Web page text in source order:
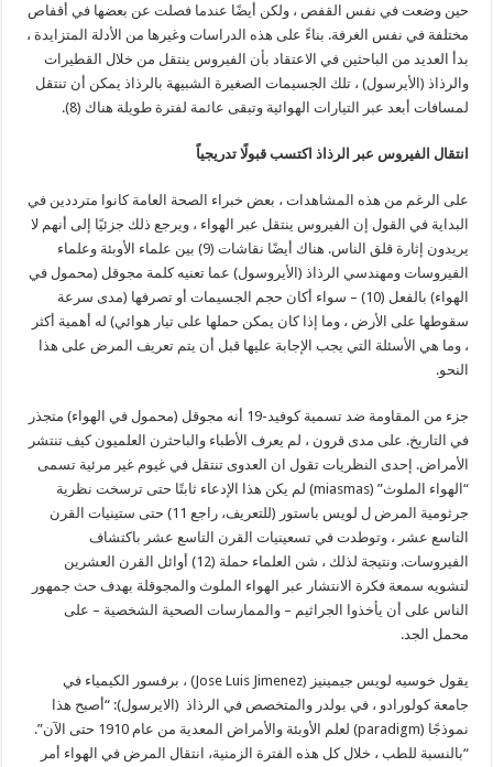
حين وضعت في نفس القفص ، ولكن أيضًا عندما فصلت عن بعضها في أقفاص
مختلفة في نفس الغرفة. بناءً على هذه الدراسات وغيرها من الأدلة المتزايدة ،
بدأ العديد من الباحثين في الاعتقاد بأن الفيروس ينتقل من خلال القطيرات
والرذاذ (الأيرسول) ، تلك الجسيمات الصغيرة الشبيهة بالرذاذ يمكن أن تنتقل
لمسافات أبعد عبر التيارات الهوائية وتبقى عائمة لفترة طويلة هناك (8).
انتقال الفيروس عبر الرذاذ اكتسب قبولًا تدريجياً
على الرغم من هذه المشاهدات ، بعض خبراء الصحة العامة كانوا مترددين في
البداية في القول إن الفيروس ينتقل عبر الهواء ، ويرجع ذلك جزئيًا إلى أنهم لا
يريدون إثارة قلق الناس. هناك أيضًا نقاشات (9) بين علماء الأوبئة وعلماء
الفيروسات ومهندسي الرذاذ (الأيروسول) عما تعنيه كلمة مجوقل (محمول في
الهواء) بالفعل (10) – سواء أكان حجم الجسيمات أو تصرفها (مدى سرعة
سقوطها على الأرض ، وما إذا كان يمكن حملها على تيار هوائي) له أهمية أكثر
، وما هي الأسئلة التي يجب الإجابة عليها قبل أن يتم تعريف المرض على هذا
النحو.
جزء من المقاومة ضد تسمية كوفيد-19 أنه مجوقل (محمول في الهواء) متجذر
في التاريخ. على مدى قرون ، لم يعرف الأطباء والباحثرن العلميون كيف تنتشر
الأمراض. إحدى النظريات تقول ان العدوى تنتقل في غيوم غير مرئية تسمى
“الهواء الملوث” (miasmas) لم يكن هذا الإدعاء ثابتًا حتى ترسخت نظرية
جرثومية المرض ل لويس باستور (للتعريف، راجع 11) حتى ستينيات القرن
التاسع عشر ، وتوطدت في تسعينيات القرن التاسع عشر باكتشاف
الفيروسات. ونتيجة لذلك ، شن العلماء حملة (12) أوائل القرن العشرين
لتشويه سمعة فكرة الانتشار عبر الهواء الملوث والمجوقلة بهدف حث جمهور
الناس على أن يأخذوا الجراثيم – والممارسات الصحية الشخصية – على
محمل الجد.
يقول خوسيه لويس جيمينيز (Jose Luis Jimenez) ، برفسور الكيمياء في
جامعة كولورادو ، في بولدر والمتخصص في الرذاذ (الايرسول): “أصبح هذا
نموذجًا (paradigm) لعلم الأوبئة والأمراض المعدية من عام 1910 حتى الآن”.
“بالنسبة للطب ، خلال كل هذه الفترة الزمنية، انتقال المرض في الهواء أمر